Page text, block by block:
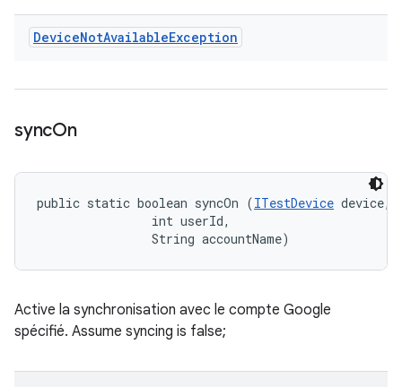
DeviceNotAvailableException
syncOn
public static boolean syncOn (ITestDevice device,
                int userId,
                String accountName)
Active la synchronisation avec le compte Google
spécifié. Assume syncing is false;